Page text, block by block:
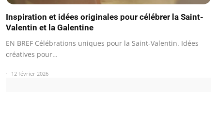
Inspiration et idées originales pour célébrer la Saint-
Valentin et la Galentine
EN BREF Célébrations uniques pour la Saint-Valentin. Idées
créatives pour…
12 février 2026